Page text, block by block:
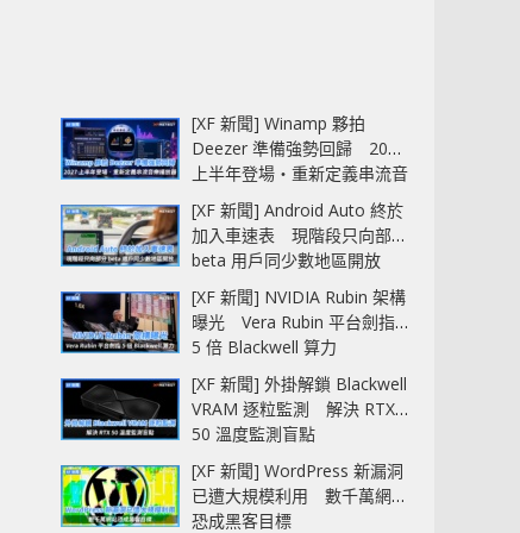
[XF 新聞] Winamp 夥拍
Deezer 準備強勢回歸 2027
上半年登場‧重新定義串流音
樂播放器
[XF 新聞] Android Auto 終於
加入車速表 現階段只向部分
beta 用戶同少數地區開放
[XF 新聞] NVIDIA Rubin 架構
曝光 Vera Rubin 平台劍指
5 倍 Blackwell 算力
[XF 新聞] 外掛解鎖 Blackwell
VRAM 逐粒監測 解決 RTX
50 溫度監測盲點
[XF 新聞] WordPress 新漏洞
已遭大規模利用 數千萬網站
恐成黑客目標